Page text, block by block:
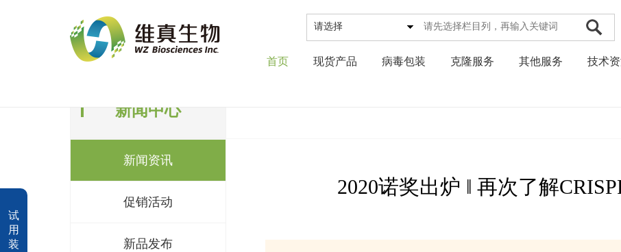
请选择
首页 现货产品 病毒包装 克隆服务 其他服务 技术
新闻中心
新闻资讯
促销活动
新品发布
2020诺奖出炉 ‖ 再次了解
试
用
装